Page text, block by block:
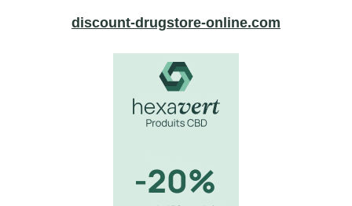
discount-drugstore-online.com